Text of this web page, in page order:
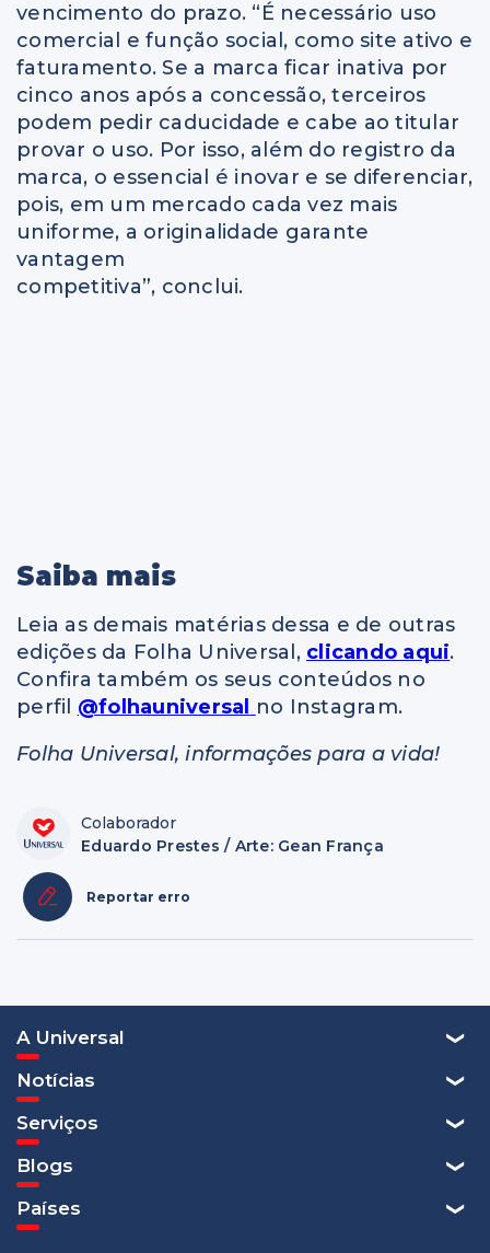
vencimento do prazo. “É necessário uso
comercial e função social, como site ativo e
faturamento. Se a marca ficar inativa por
cinco anos após a concessão, terceiros
podem pedir caducidade e cabe ao titular
provar o uso. Por isso, além do registro da
marca, o essencial é inovar e se diferenciar,
pois, em um mercado cada vez mais
uniforme, a originalidade garante
vantagem
competitiva”, conclui.
Saiba mais
Leia as demais matérias dessa e de outras
edições da Folha Universal, clicando aqui.
Confira também os seus conteúdos no
perfil @folhauniversal
no Instagram.
Folha Universal, informações para a vida!
Colaborador
Eduardo Prestes / Arte: Gean França
Reportar erro
A Universal
Notícias
Serviços
Blogs
Países